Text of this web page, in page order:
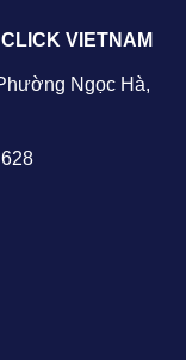
VIETNAM
Ngọc Hà,